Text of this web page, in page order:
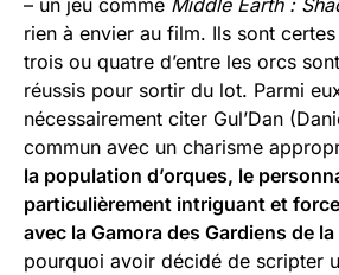
rien à envier au film. Ils sont
trois ou quatre d’entre les orcs
réussis pour sortir du lot. Parmi
nécessairement citer Gul’Dan
commun avec un charisme
la population d’orques, le
particulièrement intriguant et
avec la Gamora des Gardiens de la
pourquoi avoir décidé de scripter